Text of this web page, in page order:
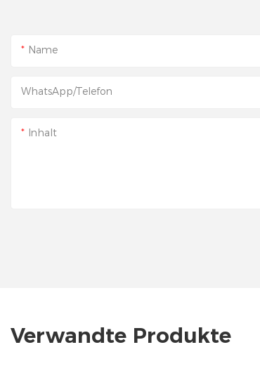
Name
WhatsApp/Telefon
Inhalt
Verwandte Produkte